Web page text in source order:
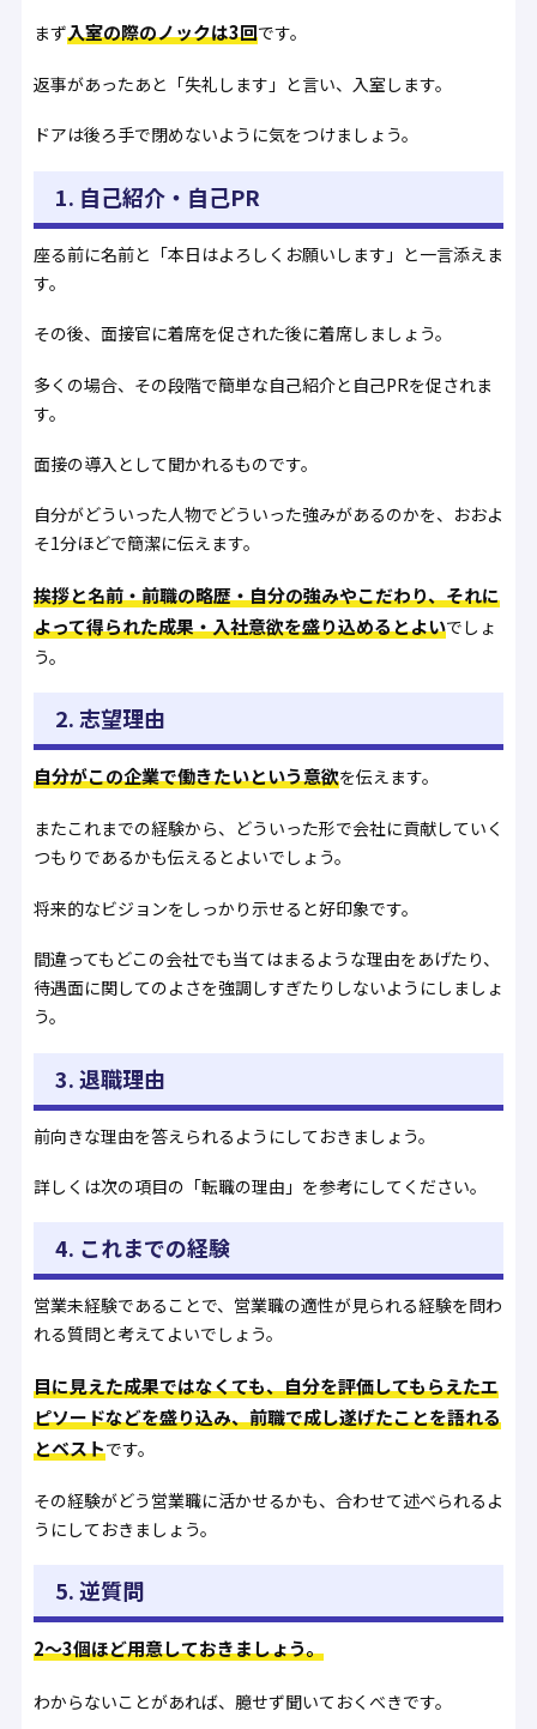
まず入室の際のノックは3回です。
返事があったあと「失礼します」と言い、入室します。
ドアは後ろ手で閉めないように気をつけましょう。
1. 自己紹介・自己PR
座る前に名前と「本日はよろしくお願いします」と一言添えま
す。
その後、面接官に着席を促された後に着席しましょう。
多くの場合、その段階で簡単な自己紹介と自己PRを促されま
す。
面接の導入として聞かれるものです。
自分がどういった人物でどういった強みがあるのかを、おおよ
そ1分ほどで簡潔に伝えます。
挨拶と名前・前職の略歴・自分の強みやこだわり、それに
よって得られた成果・入社意欲を盛り込めるとよいでしょ
う。
2. 志望理由
自分がこの企業で働きたいという意欲を伝えます。
またこれまでの経験から、どういった形で会社に貢献していく
つもりであるかも伝えるとよいでしょう。
将来的なビジョンをしっかり示せると好印象です。
間違ってもどこの会社でも当てはまるような理由をあげたり、
待遇面に関してのよさを強調しすぎたりしないようにしましょ
う。
3. 退職理由
前向きな理由を答えられるようにしておきましょう。
詳しくは次の項目の「転職の理由」を参考にしてください。
4. これまでの経験
営業未経験であることで、営業職の適性が見られる経験を問わ
れる質問と考えてよいでしょう。
目に見えた成果ではなくても、自分を評価してもらえたエ
ピソードなどを盛り込み、前職で成し遂げたことを語れる
とベストです。
その経験がどう営業職に活かせるかも、合わせて述べられるよ
うにしておきましょう。
5. 逆質問
2～3個ほど用意しておきましょう。
わからないことがあれば、臆せず聞いておくべきです。